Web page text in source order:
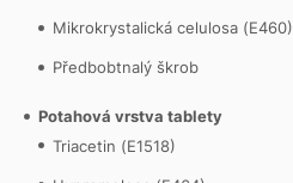
Mikrokrystalická celulosa (E460)
Předbobtnalý škrob
Potahová vrstva tablety
Triacetin (E1518)